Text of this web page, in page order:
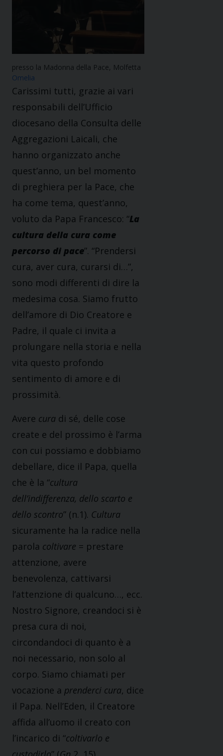
presso la Madonna della Pace, Molfetta
Omelia
Carissimi tutti, grazie ai vari
responsabili dell’Ufficio
diocesano della Consulta delle
Aggregazioni Laicali, che
hanno organizzato anche
quest’anno, un bel momento
di preghiera per la Pace, che
ha come tema, quest’anno,
voluto da Papa Francesco: “La
cultura della cura come
percorso di pace”. “Prendersi
cura, aver cura, curarsi di…”,
sono modi differenti di dire la
medesima cosa. Siamo frutto
dell’amore di Dio Creatore e
Padre, il quale ci invita a
prolungare nella storia e nella
vita questo profondo
sentimento di amore e di
prossimità.
Avere cura di sé, delle cose
create e del prossimo è l’arma
con cui possiamo e dobbiamo
debellare, dice il Papa, quella
che è la “cultura
dell’indifferenza, dello scarto e
dello scontro” (n.1). Cultura
sicuramente ha la radice nella
parola coltivare = prestare
attenzione, avere
benevolenza, cattivarsi
l’attenzione di qualcuno…, ecc.
Nostro Signore, creandoci si è
presa cura di noi,
circondandoci di quanto è a
noi necessario, non solo al
corpo. Siamo chiamati per
vocazione a prenderci cura, dice
il Papa. Nell’Eden, il Creatore
affida all’uomo il creato con
l’incarico di “coltivarlo e